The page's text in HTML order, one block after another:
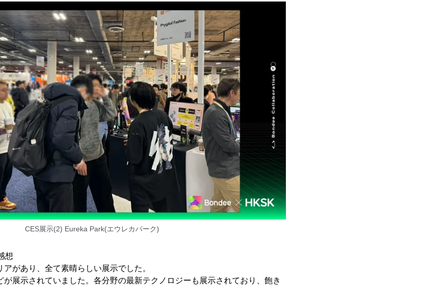
CES展示(2) Eureka Park(エウレカパーク)
想
があり、全て素晴らしい展示でした。
展示されていました。各分野の最新テクノロジーも展示されており、飽き